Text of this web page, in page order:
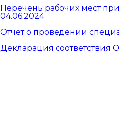
Перечень рабочих мест
04.06.2024
Отчёт о проведении
Декларация соответствия